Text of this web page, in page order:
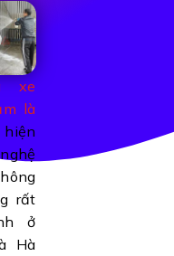
xe
là
rất
ở
Hà